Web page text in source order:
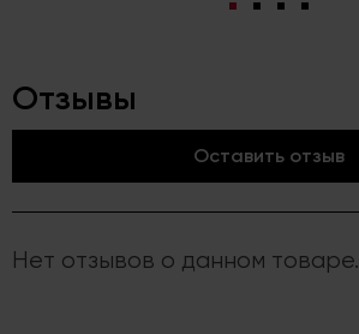
Отзывы
Оставить отзыв
Нет отзывов о данном товаре.